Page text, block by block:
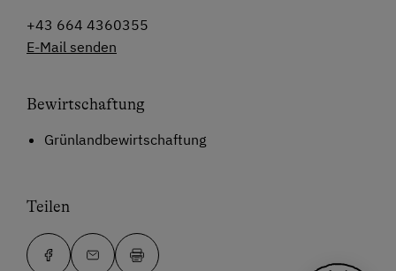
+43 664 4360355
E-Mail senden
Bewirtschaftung
Grünlandbewirtschaftung
Teilen